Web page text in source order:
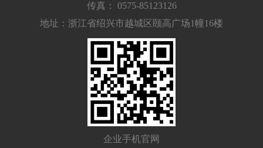
传真： 0575-85123126
地址：浙江省绍兴市越城区颐高广场1幢16楼
企业手机官网